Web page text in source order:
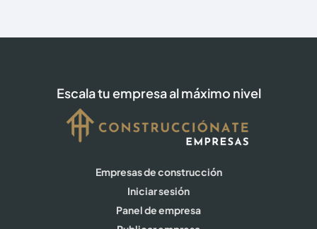
Escala tu empresa al máximo nivel
Empresas de construcción
Iniciar sesión
Panel de empresa